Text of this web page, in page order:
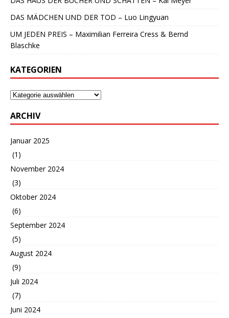
DAS MÄDCHEN UND DER TOD – Luo Lingyuan
UM JEDEN PREIS – Maximilian Ferreira Cress & Bernd
Blaschke
KATEGORIEN
ARCHIV
Januar 2025
(1)
November 2024
(3)
Oktober 2024
(6)
September 2024
(5)
August 2024
(9)
Juli 2024
(7)
Juni 2024